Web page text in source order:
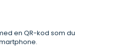
en QR-kod som du